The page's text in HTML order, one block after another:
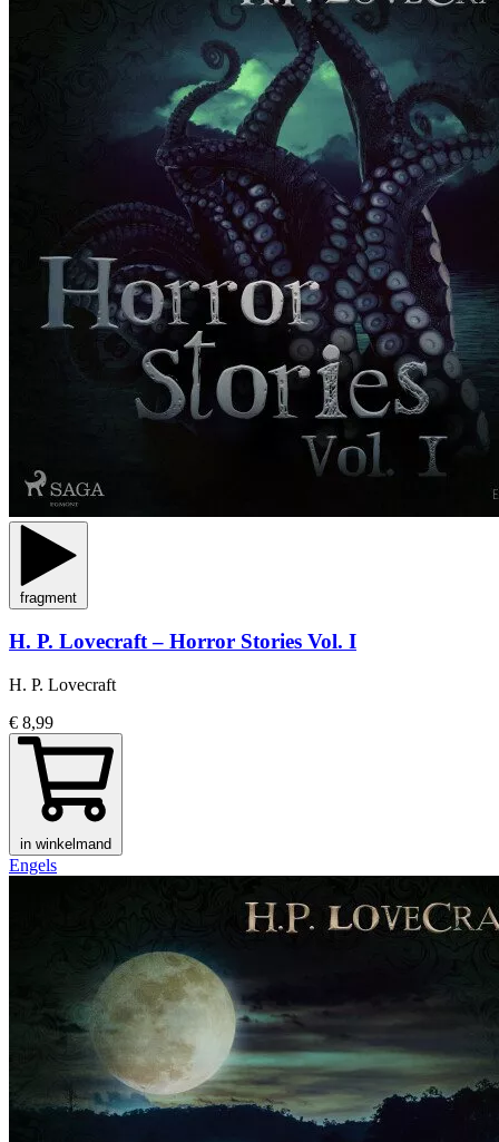
fragment
H. P. Lovecraft – Horror Stories Vol. I
H. P. Lovecraft
€ 8,99
in winkelmand
Engels